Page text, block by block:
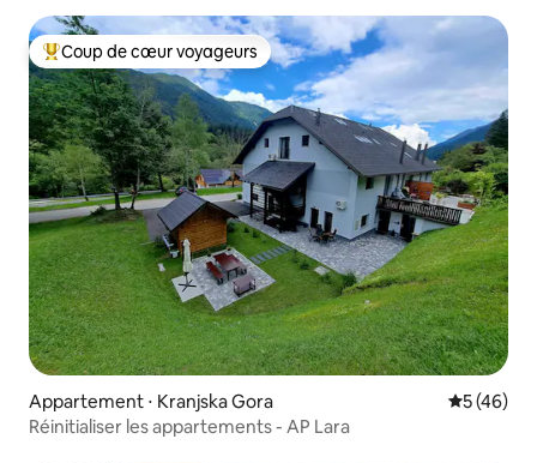
Coups de cœur voyageurs les plus appréciés
Coup de cœur voyageurs
Appartement ⋅ Kranjska Gora
5 (46)
Réinitialiser les appartements - AP Lara